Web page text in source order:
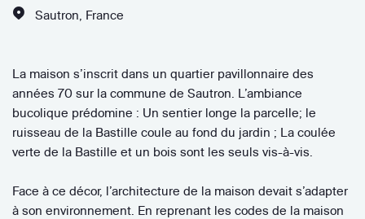
Sautron France
La maison s’inscrit dans un quartier pavillonnaire des
années 70 sur la commune de Sautron. L’ambiance
bucolique prédomine : Un sentier longe la parcelle; le
ruisseau de la Bastille coule au fond du jardin ; La coulée
verte de la Bastille et un bois sont les seuls vis-à-vis.
Face à ce décor, l’architecture de la maison devait s’adapter
à son environnement. En reprenant les codes de la maison